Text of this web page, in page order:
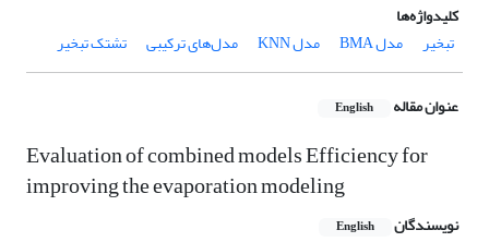
کلیدواژه‌ها
تبخیر
مدل BMA مدل KNN مدل‌های ترکیبی تشتک تبخیر
عنوان مقاله English
Evaluation of combined models Efficiency for
improving the evaporation modeling
نویسندگان English